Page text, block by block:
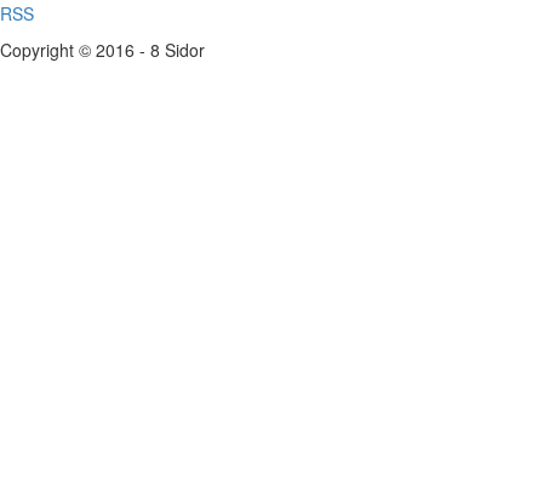
RSS
Copyright © 2016 - 8 Sidor